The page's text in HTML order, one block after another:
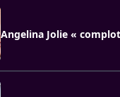
Angelina Jolie «